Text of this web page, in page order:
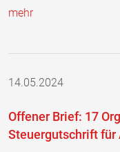
mehr
14.05.2024
Offener Brief: 17
Steuergutschrift für